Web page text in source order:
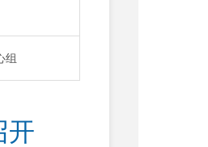
组
开